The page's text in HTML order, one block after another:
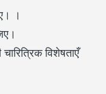
।
विशेषताएँ